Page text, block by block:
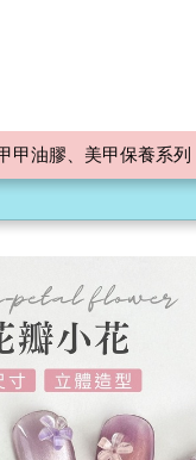
甲油膠、美甲保養系列